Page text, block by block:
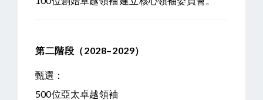
第二階段（2028–2029）
甄選：
500位亞太卓越領袖